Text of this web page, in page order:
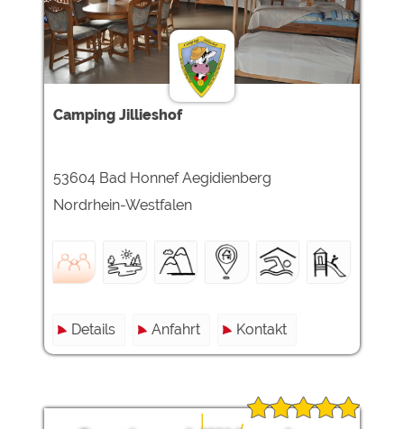
Camping Jillieshof
53604 Bad Honnef Aegidienberg
Nordrhein-Westfalen
Details Anfahrt Kontakt